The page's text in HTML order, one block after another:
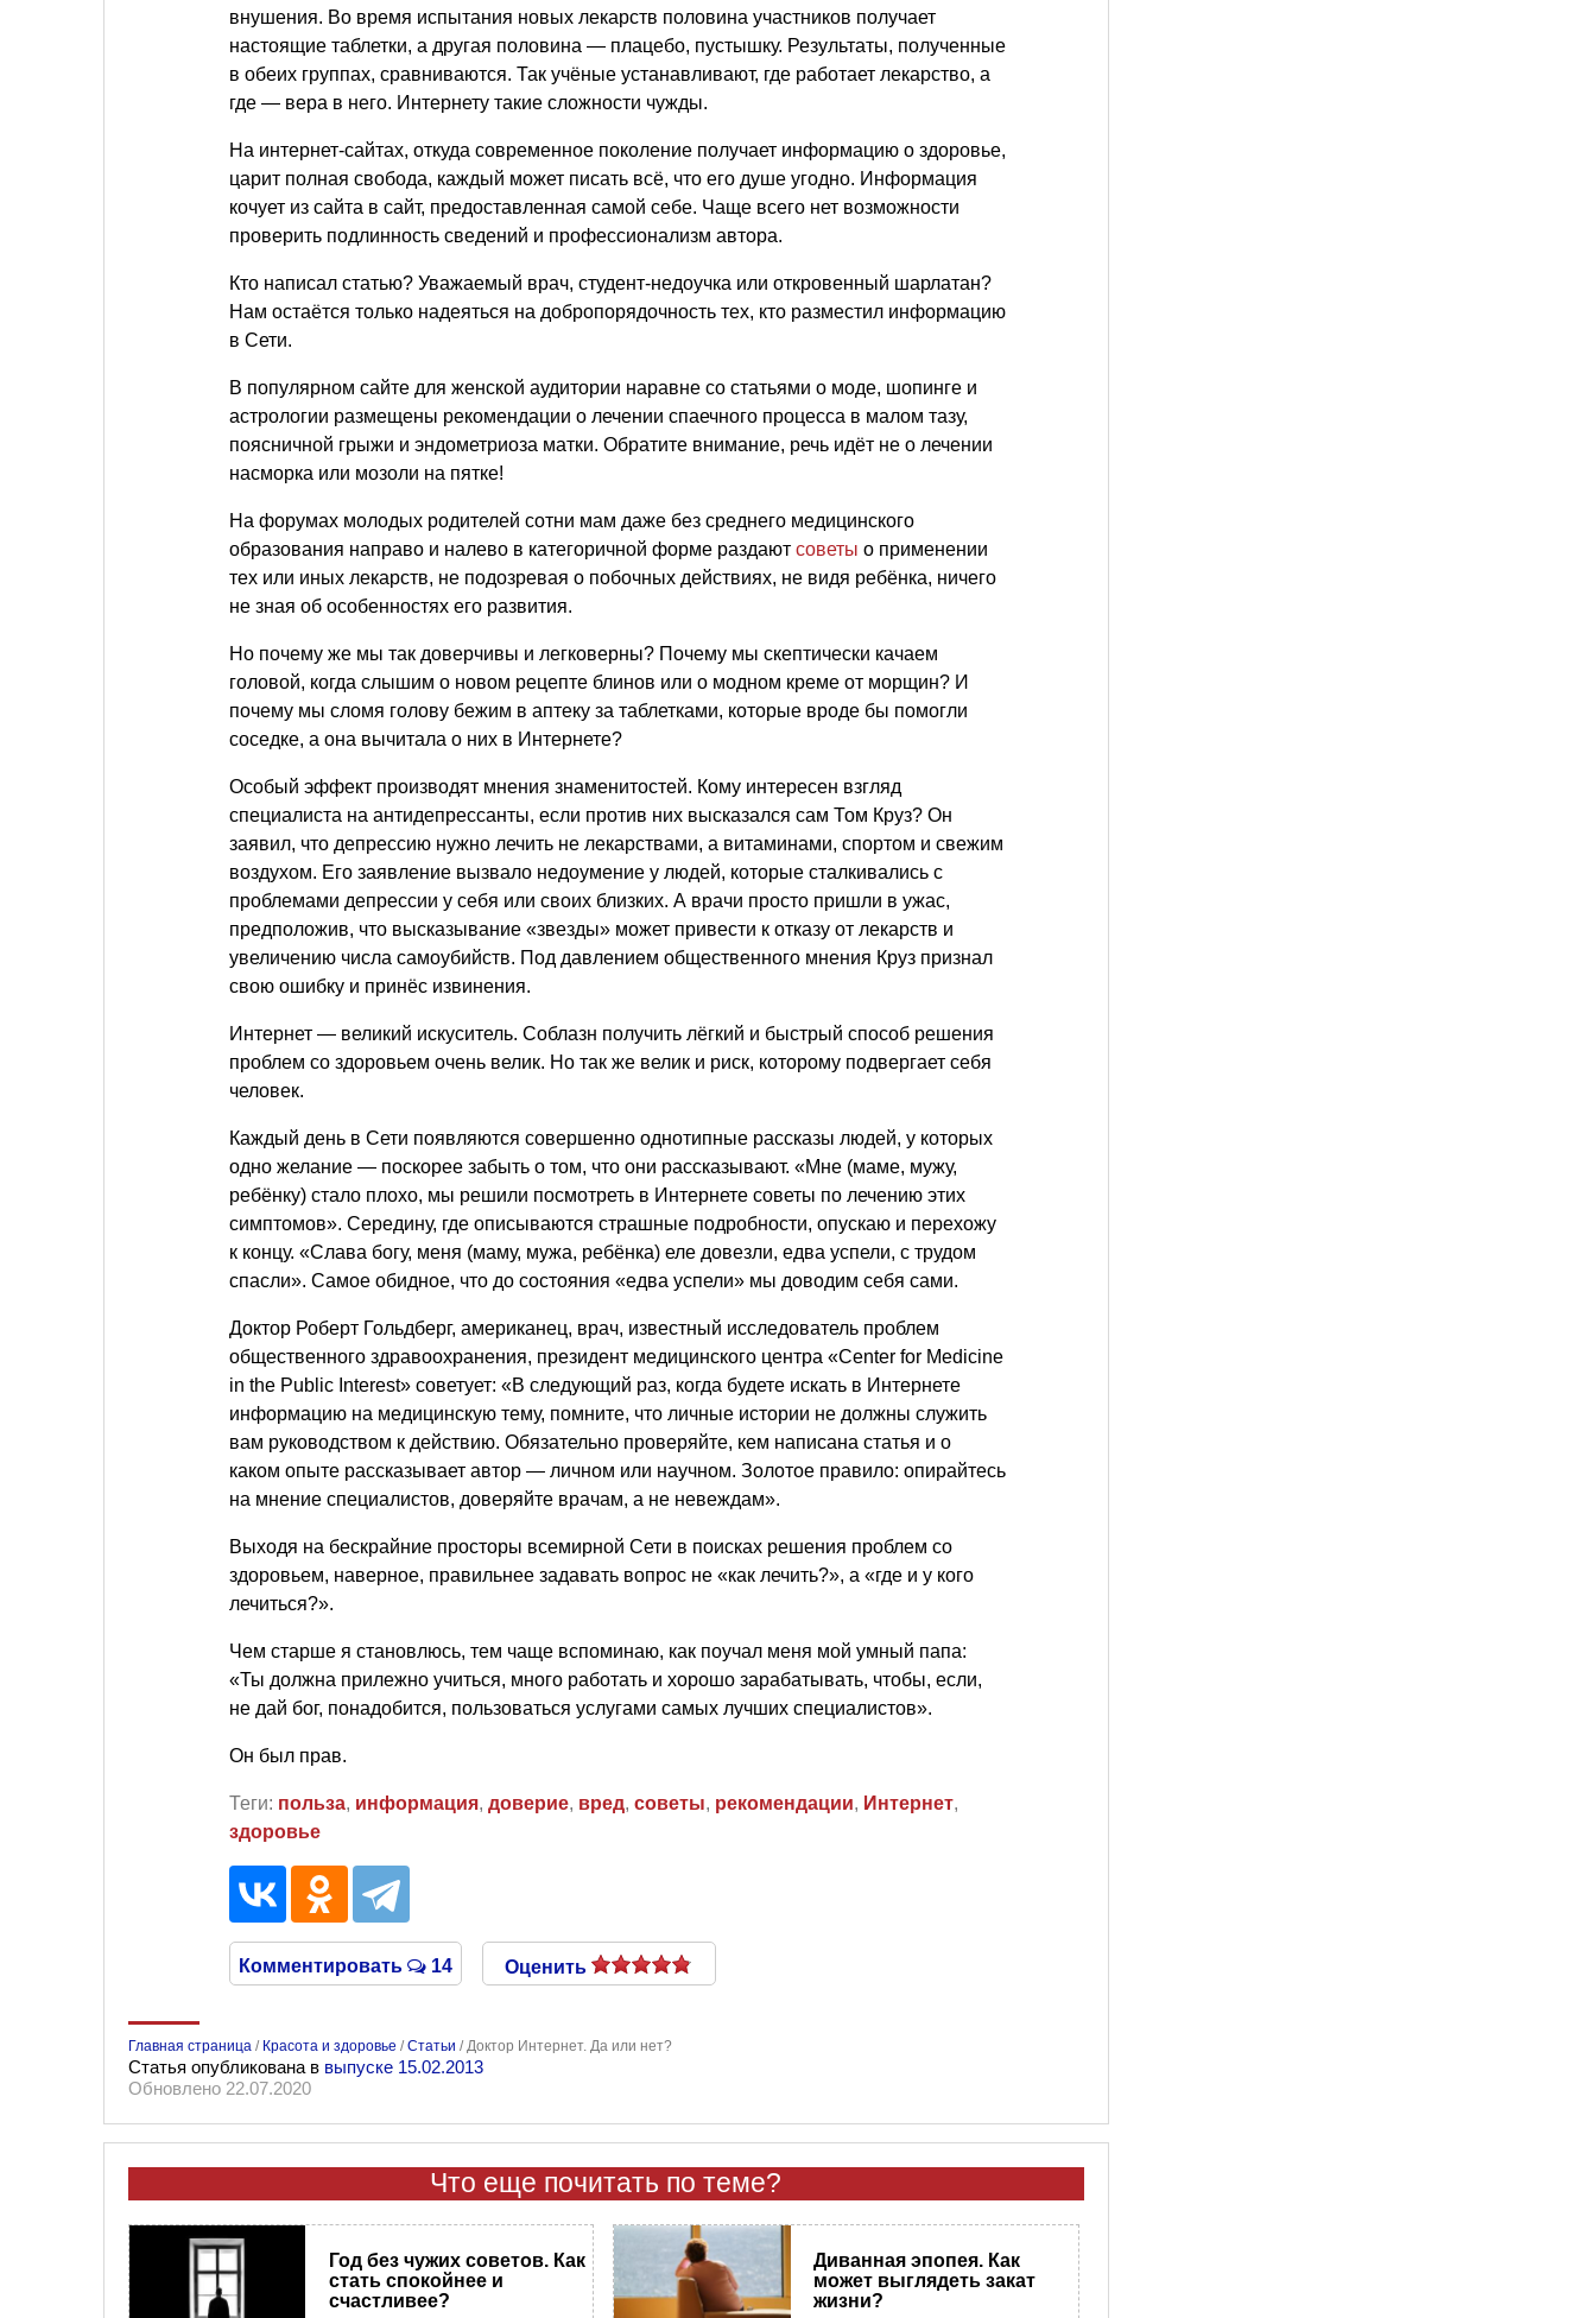
внушения. Во время испытания новых лекарств половина участников получает
настоящие таблетки, а другая половина — плацебо, пустышку. Результаты, полученные
в обеих группах, сравниваются. Так учёные устанавливают, где работает лекарство, а
где — вера в него. Интернету такие сложности чужды.
На интернет-сайтах, откуда современное поколение получает информацию о здоровье,
царит полная свобода, каждый может писать всё, что его душе угодно. Информация
кочует из сайта в сайт, предоставленная самой себе. Чаще всего нет возможности
проверить подлинность сведений и профессионализм автора.
Кто написал статью? Уважаемый врач, студент-недоучка или откровенный шарлатан?
Нам остаётся только надеяться на добропорядочность тех, кто разместил информацию
в Сети.
В популярном сайте для женской аудитории наравне со статьями о моде, шопинге и
астрологии размещены рекомендации о лечении спаечного процесса в малом тазу,
поясничной грыжи и эндометриоза матки. Обратите внимание, речь идёт не о лечении
насморка или мозоли на пятке!
На форумах молодых родителей сотни мам даже без среднего медицинского
образования направо и налево в категоричной форме раздают советы о применении
тех или иных лекарств, не подозревая о побочных действиях, не видя ребёнка, ничего
не зная об особенностях его развития.
Но почему же мы так доверчивы и легковерны? Почему мы скептически качаем
головой, когда слышим о новом рецепте блинов или о модном креме от морщин? И
почему мы сломя голову бежим в аптеку за таблетками, которые вроде бы помогли
соседке, а она вычитала о них в Интернете?
Особый эффект производят мнения знаменитостей. Кому интересен взгляд
специалиста на антидепрессанты, если против них высказался сам Том Круз? Он
заявил, что депрессию нужно лечить не лекарствами, а витаминами, спортом и свежим
воздухом. Его заявление вызвало недоумение у людей, которые сталкивались с
проблемами депрессии у себя или своих близких. А врачи просто пришли в ужас,
предположив, что высказывание «звезды» может привести к отказу от лекарств и
увеличению числа самоубийств. Под давлением общественного мнения Круз признал
свою ошибку и принёс извинения.
Интернет — великий искуситель. Соблазн получить лёгкий и быстрый способ решения
проблем со здоровьем очень велик. Но так же велик и риск, которому подвергает себя
человек.
Каждый день в Сети появляются совершенно однотипные рассказы людей, у которых
одно желание — поскорее забыть о том, что они рассказывают. «Мне (маме, мужу,
ребёнку) стало плохо, мы решили посмотреть в Интернете советы по лечению этих
симптомов». Середину, где описываются страшные подробности, опускаю и перехожу
к концу. «Слава богу, меня (маму, мужа, ребёнка) еле довезли, едва успели, с трудом
спасли». Самое обидное, что до состояния «едва успели» мы доводим себя сами.
Доктор Роберт Гольдберг, американец, врач, известный исследователь проблем
общественного здравоохранения, президент медицинского центра «Сenter for Medicine
in the Public Interest» советует: «В следующий раз, когда будете искать в Интернете
информацию на медицинскую тему, помните, что личные истории не должны служить
вам руководством к действию. Обязательно проверяйте, кем написана статья и о
каком опыте рассказывает автор — личном или научном. Золотое правило: опирайтесь
на мнение специалистов, доверяйте врачам, а не невеждам».
Выходя на бескрайние просторы всемирной Сети в поисках решения проблем со
здоровьем, наверное, правильнее задавать вопрос не «как лечить?», а «где и у кого
лечиться?».
Чем старше я становлюсь, тем чаще вспоминаю, как поучал меня мой умный папа:
«Ты должна прилежно учиться, много работать и хорошо зарабатывать, чтобы, если,
не дай бог, понадобится, пользоваться услугами самых лучших специалистов».
Он был прав.
Теги: польза, информация, доверие, вред, советы, рекомендации, Интернет,
здоровье
Комментировать 14 Оценить
Главная страница / Красота и здоровье /Статьи /Доктор Интернет. Да или нет?
Статья опубликована в выпуске 15.02.2013
Обновлено 22.07.2020
Что еще почитать по теме?
Год без чужих советов. Как
стать спокойнее и
счастливее?
Диванная эпопея. Как
может выглядеть закат
жизни?